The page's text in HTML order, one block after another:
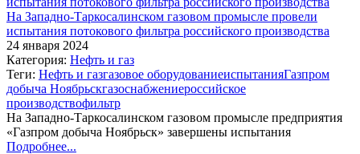
На Западно-Таркосалинском газовом промысле провели
испытания потокового фильтра российского производства
24 января 2024
Категория: Нефть и газ
Теги: Нефть и газгазовое оборудованиеиспытанияГазпром
добыча Ноябрьскгазоснабжениероссийское
производствофильтр
На Западно-Таркосалинском газовом промысле предприятия
«Газпром добыча Ноябрьск» завершены испытания
Подробнее...